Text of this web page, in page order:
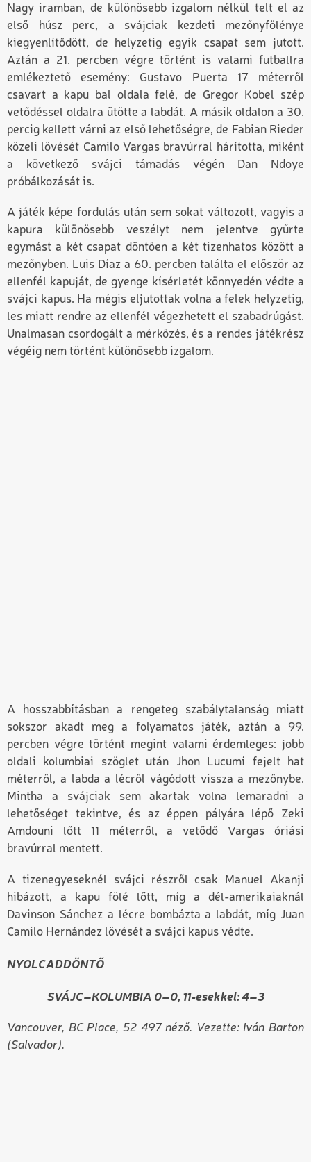
Nagy iramban, de különösebb izgalom nélkül telt el az
első húsz perc, a svájciak kezdeti mezőnyfölénye
kiegyenlítődött, de helyzetig egyik csapat sem jutott.
Aztán a 21. percben végre történt is valami futballra
emlékeztető esemény: Gustavo Puerta 17 méterről
csavart a kapu bal oldala felé, de Gregor Kobel szép
vetődéssel oldalra ütötte a labdát. A másik oldalon a 30.
percig kellett várni az első lehetőségre, de Fabian Rieder
közeli lövését Camilo Vargas bravúrral hárította, miként
a következő svájci támadás végén Dan Ndoye
próbálkozását is.
A játék képe fordulás után sem sokat változott, vagyis a
kapura különösebb veszélyt nem jelentve gyűrte
egymást a két csapat döntően a két tizenhatos között a
mezőnyben. Luis Díaz a 60. percben találta el először az
ellenfél kapuját, de gyenge kísérletét könnyedén védte a
svájci kapus. Ha mégis eljutottak volna a felek helyzetig,
les miatt rendre az ellenfél végezhetett el szabadrúgást.
Unalmasan csordogált a mérkőzés, és a rendes játékrész
végéig nem történt különösebb izgalom.
A hosszabbításban a rengeteg szabálytalanság miatt
sokszor akadt meg a folyamatos játék, aztán a 99.
percben végre történt megint valami érdemleges: jobb
oldali kolumbiai szöglet után Jhon Lucumí fejelt hat
méterről, a labda a lécről vágódott vissza a mezőnybe.
Mintha a svájciak sem akartak volna lemaradni a
lehetőséget tekintve, és az éppen pályára lépő Zeki
Amdouni lőtt 11 méterről, a vetődő Vargas óriási
bravúrral mentett.
A tizenegyeseknél svájci részről csak Manuel Akanji
hibázott, a kapu fölé lőtt, míg a dél-amerikaiaknál
Davinson Sánchez a lécre bombázta a labdát, míg Juan
Camilo Hernández lövését a svájci kapus védte.
NYOLCADDÖNTŐ
SVÁJC–KOLUMBIA 0–0, 11-esekkel: 4–3
Vancouver, BC Place, 52 497 néző. Vezette: Iván Barton
(Salvador).